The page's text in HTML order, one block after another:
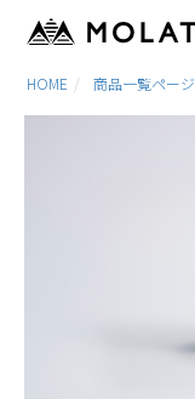
HOME 商品一覧ページ